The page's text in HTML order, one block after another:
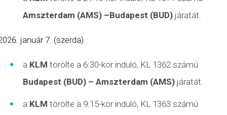
Amszterdam (AMS) –Budapest (BUD) járatát.
január 7. (szerda)
a KLM törölte a 6:30-kor induló, KL 1362 számú
Budapest (BUD) – Amszterdam (AMS) járatát.
a KLM törölte a 9:15-kor induló, KL 1363 számú